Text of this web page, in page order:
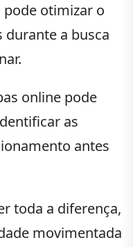
otimizar o
a busca
online pode
as
antes
toda a diferença,
movimentada